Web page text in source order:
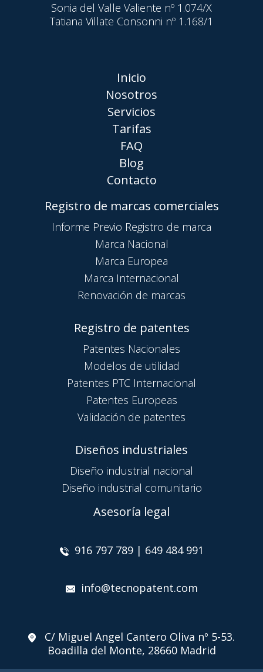
Sonia del Valle Valiente nº 1.074/X
Tatiana Villate Consonni nº 1.168/1
Inicio
Nosotros
Servicios
Tarifas
FAQ
Blog
Contacto
Registro de marcas comerciales
Informe Previo Registro de marca
Marca Nacional
Marca Europea
Marca Internacional
Renovación de marcas
Registro de patentes
Patentes Nacionales
Modelos de utilidad
Patentes PTC Internacional
Patentes Europeas
Validación de patentes
Diseños industriales
Diseño industrial nacional
Diseño industrial comunitario
Asesoría legal
916 797 789 | 649 484 991
info@tecnopatent.com
C/ Miguel Angel Cantero Oliva nº 5-53.
Boadilla del Monte, 28660 Madrid